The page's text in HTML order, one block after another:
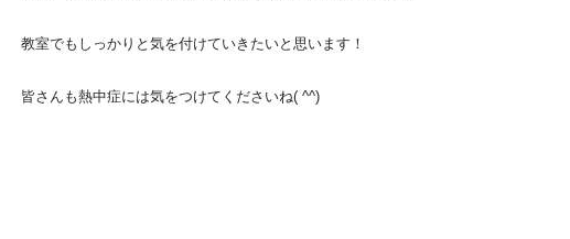
教室でもしっかりと気を付けていきたいと思います！
皆さんも熱中症には気をつけてくださいね( ^^)